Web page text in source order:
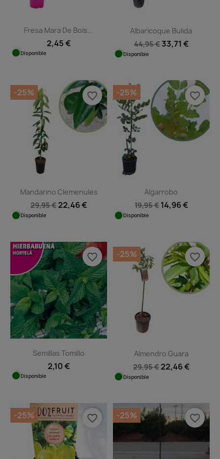
Fresa Mara De Bois...
2,45 €
Disponible
Albaricoque Bulida
44,95 € 33,71 €
Disponible
Mandarino Clemenules
29,95 € 22,46 €
Disponible
-25% favorite_border
Algarrobo
19,95 € 14,96 €
Disponible
-25% favorite_border
Semillas Tomillo
2,10 €
Disponible
favorite_border
Almendro Guara
29,95 € 22,46 €
Disponible
-25% favorite_border
-25% favorite_border -25% favorite_border